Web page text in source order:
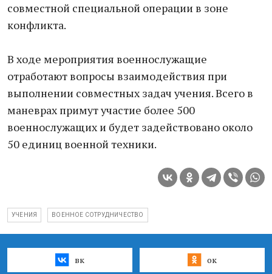
совместной специальной операции в зоне
конфликта.
В ходе мероприятия военнослужащие
отработают вопросы взаимодействия при
выполнении совместных задач учения. Всего в
маневрах примут участие более 500
военнослужащих и будет задействовано около
50 единиц военной техники.
УЧЕНИЯ ВОЕННОЕ СОТРУДНИЧЕСТВО
вк ок